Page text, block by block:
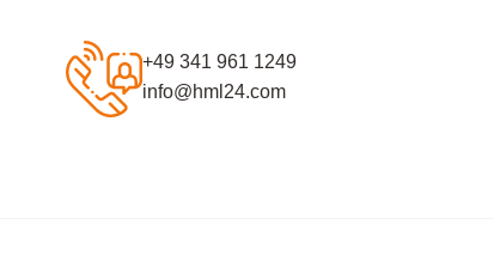
+49 341 961 1249
info@hml24.com